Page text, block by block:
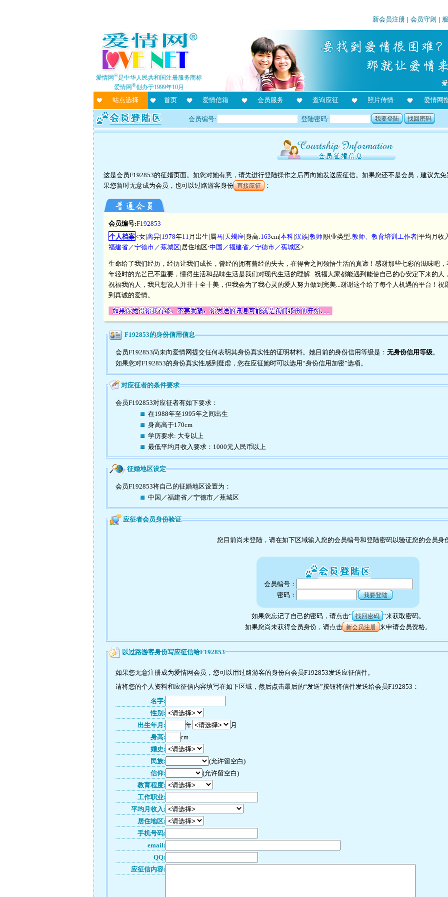
新会员注册 | 会员守则 |
爱情网®是中华人民共和国注册服务商标
爱情网®创办于1999年10月
站点选择 首页 爱情信箱 会员服务 查询应征 照片传情 爱情网
会员编号: 登陆密码: 我要登陆 找回密码
这是会员F192853的征婚页面。如您对她有意，请先进行登陆操作之后再向她发送应征信。如果您还不是会员，建议先免
果您暂时无意成为会员，也可以过路游客身份 直接应征 ：
会员编号:F192853
个人档案<女|离异|1978年11 月出生|属马|天蝎座|身高:163cm|本科|汉族|教师|职业类型:教师、教育培训工作者|平均月收
福建省／宁德市／蕉城区|居住地区:中国／福建省／宁德市／蕉城区>
生命给了我们经历，经历让我们成长，曾经的拥有曾经的失去，在得舍之间领悟生活的真谛！感谢那些七彩的滋味吧
年轻时的光芒已不重要，懂得生活和品味生活是我们对现代生活的理解...祝福大家都能遇到能使自己的心安定下来的
祝福我的人，我只想说人并非十全十美，但我会为了我心灵的爱人努力做到完美...谢谢这个给了每个人机遇的平台！
到真诚的爱情。
F192853的身份信用信息
会员F192853尚未向爱情网提交任何表明其身份真实性的证明材料。她目前的身份信用等级是： 无身份信用等级。
如果您对F192853的身份真实性感到疑虑，您在应征她时可以选用“身份信用加密”选项。
对应征者的条件要求
会员F192853对应征者有如下要求：
在1988年至1995年之间出生
身高高于170cm
学历要求: 大专以上
最低平均月收入要求：1000元人民币以上
征婚地区设定
会员F192853将自己的征婚地区设置为：
中国／福建省／宁德市／蕉城区
应征者会员身份验证
您目前尚未登陆，请在如下区域输入您的会员编号和登陆密码以验证您的会员身
会员编号：
密码：
我要登陆
如果您忘记了自己的密码，请点击“ 找回密码 ”来获取密码。
如果您尚未获得会员身份，请点击 新会员注册 来申请会员资格。
以过路游客身份写应征信给F192853
如果您无意注册成为爱情网会员，您可以用过路游客的身份向会员F192853发送应征信件。
请将您的个人资料和应征信内容填写在如下区域，然后点击最后的“发送”按钮将信件发送给会员F192853：
名字:
性别:
出生年月:
年
月
身高:
cm
婚史:
民族:
(允许留空白)
信仰:
(允许留空白)
教育程度:
工作职业:
平均月收入:
居住地区:
手机号码:
email:
QQ:
应征信内容: